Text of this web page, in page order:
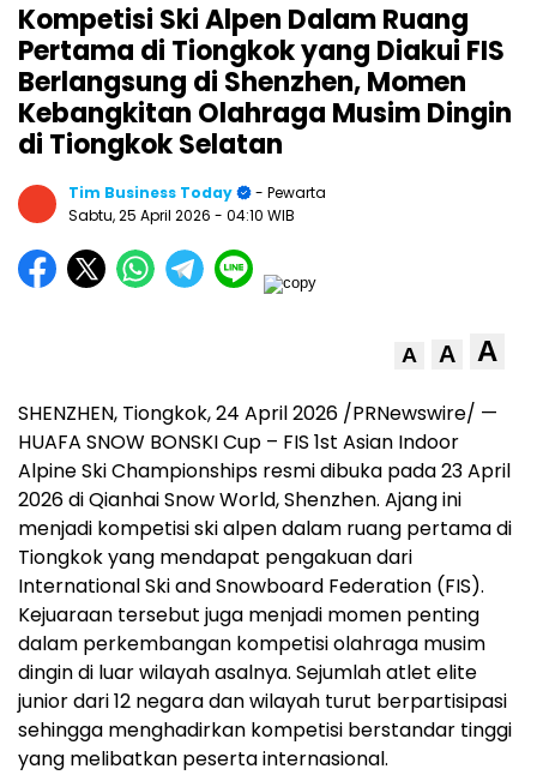
Kompetisi Ski Alpen Dalam Ruang
Pertama di Tiongkok yang Diakui FIS
Berlangsung di Shenzhen, Momen
Kebangkitan Olahraga Musim Dingin
di Tiongkok Selatan
Tim Business Today
- Pewarta
Sabtu, 25 April 2026 - 04:10 WIB
A A A
SHENZHEN, Tiongkok, 24 April 2026 /PRNewswire/ —
HUAFA SNOW BONSKI Cup – FIS 1st Asian Indoor
Alpine Ski Championships resmi dibuka pada 23 April
2026 di Qianhai Snow World, Shenzhen. Ajang ini
menjadi kompetisi ski alpen dalam ruang pertama di
Tiongkok yang mendapat pengakuan dari
International Ski and Snowboard Federation (FIS).
Kejuaraan tersebut juga menjadi momen penting
dalam perkembangan kompetisi olahraga musim
dingin di luar wilayah asalnya. Sejumlah atlet elite
junior dari 12 negara dan wilayah turut berpartisipasi
sehingga menghadirkan kompetisi berstandar tinggi
yang melibatkan peserta internasional.